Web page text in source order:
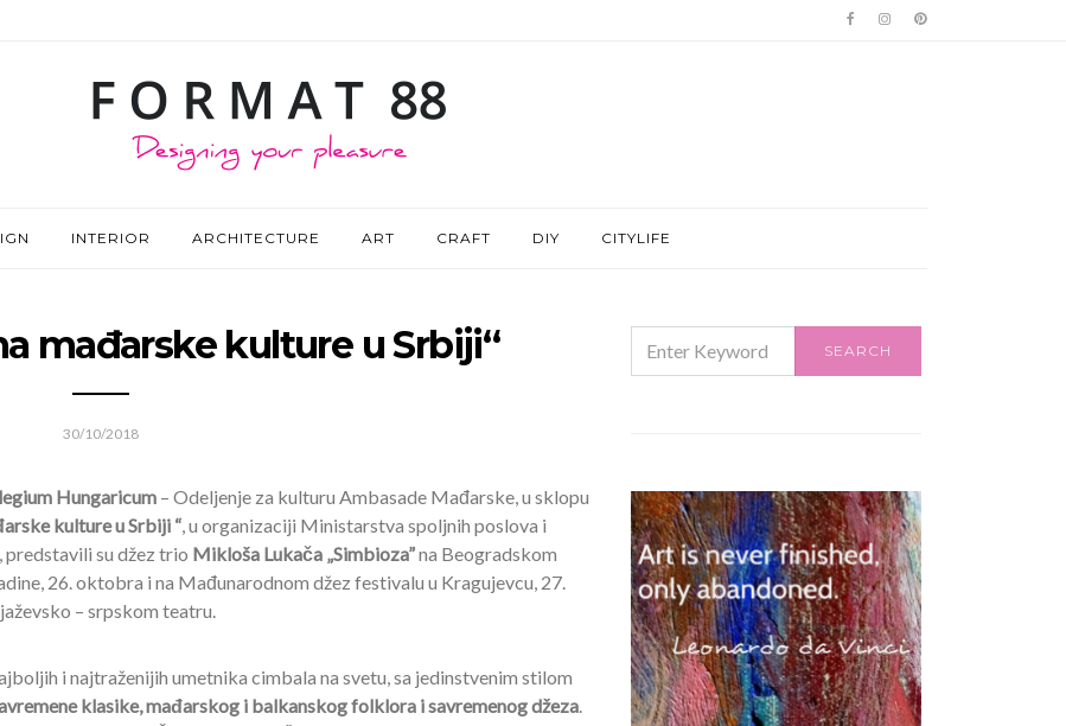
INTERIOR ARCHITECTURE ART CRAFT DIY CITYLIFE
mađarske kulture u Srbiji“
30/10/2018
Hungaricum– Odeljenje za kulturu Ambasade Mađarske, u sklopu
kulture u Srbiji “, u organizaciji Ministarstva spoljnih poslova i
su džez trio Mikloša Lukača „Simbioza”na Beogradskom
26. oktobra i na Mađunarodnom džez festivalu u Kragujevcu, 27.
– srpskom teatru.
i najtraženijih umetnika cimbala na svetu, sa jedinstvenim stilom
klasike, mađarskog i balkanskog folklora i savremenog džeza.
FOR:
SEARCH